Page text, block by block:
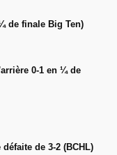
de finale Big Ten)
0-1 en ¼ de
de 3-2 (BCHL)